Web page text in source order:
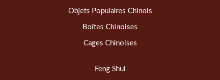
Objets Populaires Chinois
Boîtes Chinoises
Cages Chinoises
Feng Shui